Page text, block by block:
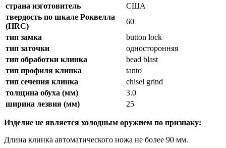
страна изготовитель
США
твердость по шкале Роквелла
(HRC)
60
тип замка
button lock
тип заточки
односторонняя
тип обработки клинка
bead blast
тип профиля клинка
tanto
тип сечения клинка
chisel grind
толщина обуха (мм)
3.0
ширина лезвия (мм)
25
Изделие не является холодным оружием по признаку:
Длина клинка автоматического ножа не более 90 мм.